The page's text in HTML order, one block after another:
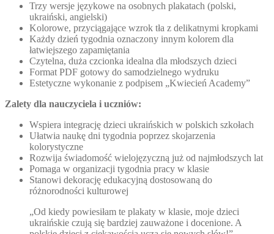
Trzy wersje językowe na osobnych plakatach (polski,
ukraiński, angielski)
Kolorowe, przyciągające wzrok tła z delikatnymi kropkami
Każdy dzień tygodnia oznaczony innym kolorem dla
łatwiejszego zapamiętania
Czytelna, duża czcionka idealna dla młodszych dzieci
Format PDF gotowy do samodzielnego wydruku
Estetyczne wykonanie z podpisem „Kwiecień Academy”
Zalety dla nauczyciela i uczniów:
Wspiera integrację dzieci ukraińskich w polskich szkołach
Ułatwia naukę dni tygodnia poprzez skojarzenia
kolorystyczne
Rozwija świadomość wielojęzyczną już od najmłodszych lat
Pomaga w organizacji tygodnia pracy w klasie
Stanowi dekorację edukacyjną dostosowaną do
różnorodności kulturowej
„Od kiedy powiesiłam te plakaty w klasie, moje dzieci
ukraińskie czują się bardziej zauważone i docenione. A